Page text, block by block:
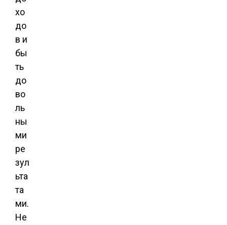
хо
до
в и
бы
ть
до
во
ль
ны
ми
ре
зул
ьта
та
ми.
Не